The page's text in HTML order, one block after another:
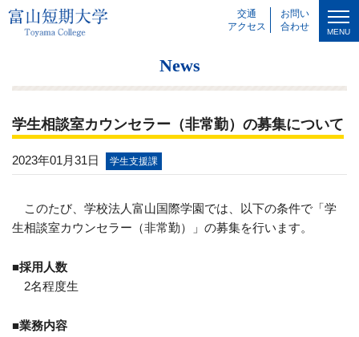
交通
アクセス
お問い
合わせ
MENU
News
学生相談室カウンセラー（非常勤）の募集について
2023年01月31日 学生支援課
このたび、学校法人富山国際学園では、以下の条件で「学
生相談室カウンセラー（非常勤）」の募集を行います。
■採用人数
2名程度生
■業務内容